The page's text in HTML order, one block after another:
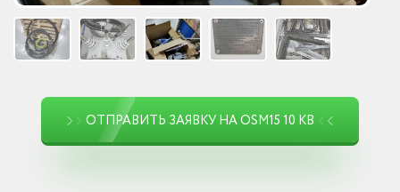
ОТПРАВИТЬ ЗАЯВКУ НА OSM15 10 КВ